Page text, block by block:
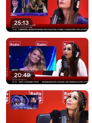
25:13
20:49